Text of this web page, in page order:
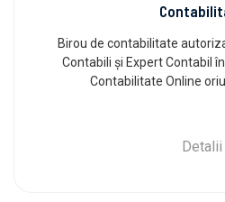
Birou de contabilitate
Contabili și Expert Contabil
Contabilitate Online
Detalii